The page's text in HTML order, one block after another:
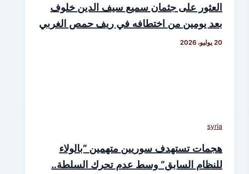
العثور على جثمان سميع سيف الدين خلوف
بعد يومين من اختطافه في ريف حمص الغربي
20 يوليو، 2026
syria
هجمات تستهدف سوريين متهمين “بالولاء
للنظام السابق” وسط عدم تحرك السلطة..